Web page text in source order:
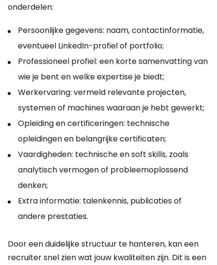
onderdelen:
Persoonlijke gegevens: naam, contactinformatie,
eventueel LinkedIn-profiel of portfolio;
Professioneel profiel: een korte samenvatting van
wie je bent en welke expertise je biedt;
Werkervaring: vermeld relevante projecten,
systemen of machines waaraan je hebt gewerkt;
Opleiding en certificeringen: technische
opleidingen en belangrijke certificaten;
Vaardigheden: technische en soft skills, zoals
analytisch vermogen of probleemoplossend
denken;
Extra informatie: talenkennis, publicaties of
andere prestaties.
Door een duidelijke structuur te hanteren, kan een
recruiter snel zien wat jouw kwaliteiten zijn. Dit is een